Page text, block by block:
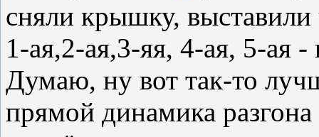
сняли крышку,
1-ая,2-ая,3-яя, 4-ая, 5-ая
Думаю, ну вот так-то
прямой динамика